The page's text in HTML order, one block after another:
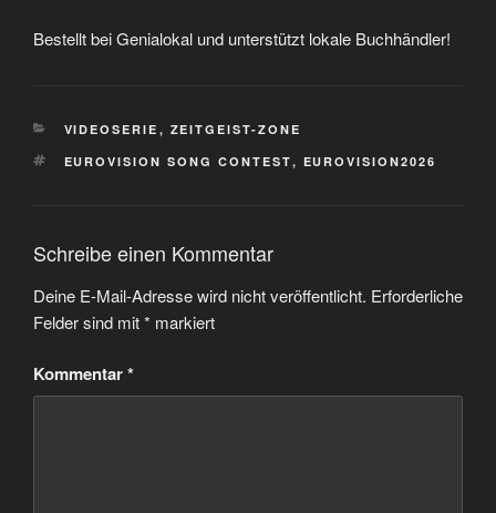
Bestellt bei Genialokal und unterstützt lokale Buchhändler!
KATEGORIEN
VIDEOSERIE , ZEITGEIST-ZONE
SCHLAGWÖRTER
EUROVISION SONG CONTEST, EUROVISION2026
Schreibe einen Kommentar
Deine E-Mail-Adresse wird nicht veröffentlicht. Erforderliche
Felder sind mit* markiert
Kommentar*